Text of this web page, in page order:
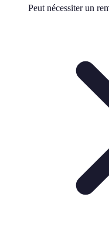
Peut nécessiter un